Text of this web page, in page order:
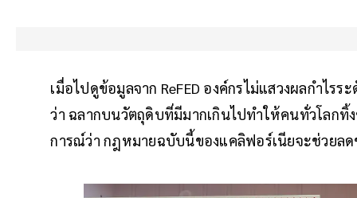
เมื่อไปดูข้อมูลจาก ReFED องค์กรไม่แสวงผลกำไ
ว่า ฉลากบนวัตถุดิบที่มีมากเกินไปทำให้คนทั่วโลก
การณ์ว่า กฎหมายฉบับนี้ของแคลิฟอร์เนียจะช่วยล